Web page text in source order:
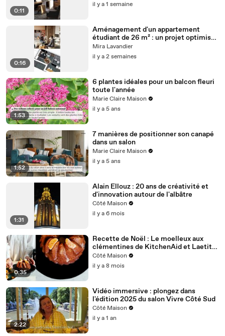
0:11
il y a 1 semaine
0:16
Aménagement d'un appartement
étudiant de 26 m² : un projet optimisé
pour concilier confort, travail et
convivialité
Mira Lavandier
il y a 2 semaines
1:53
6 plantes idéales pour un balcon fleuri
toute l'année
Marie Claire Maison
il y a 5 ans
1:52
7 manières de positionner son canapé
dans un salon
Marie Claire Maison
il y a 5 ans
1:31
Alain Ellouz : 20 ans de créativité et
d'innovation autour de l'albâtre
Côté Maison
il y a 6 mois
0:35
Recette de Noël : Le moelleux aux
clémentines de KitchenAid et Laetitia
Schahl
Côté Maison
il y a 8 mois
2:22
Vidéo immersive : plongez dans
l'édition 2025 du salon Vivre Côté Sud
Côté Maison
il y a 1 an